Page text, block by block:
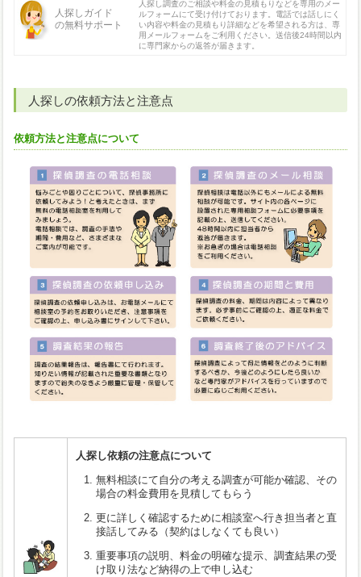
人探しガイド
の無料サポート
人探し調査のご相談や料金の見積もりなどを専用のメー
ルフォームにて受け付けております。電話では話しにく
い内容や料金の見積もり詳細などを希望される方は、専
用メールフォームをご利用ください。送信後24時間以内
に専門家からの返答が届きます。
人探しの依頼方法と注意点
依頼方法と注意点について
人探し依頼の注意点について
無料相談にて自分の考える調査が可能か確認、その
場合の料金費用を見積してもらう
更に詳しく確認するために相談室へ行き担当者と直
接話してみる（契約はしなくても良い）
重要事項の説明、料金の明確な提示、調査結果の受
け取り法など納得の上で申し込む